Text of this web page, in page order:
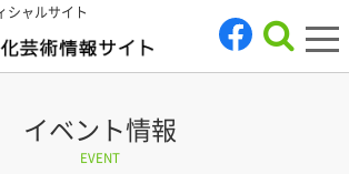
シャルサイト
イベント情報
EVENT